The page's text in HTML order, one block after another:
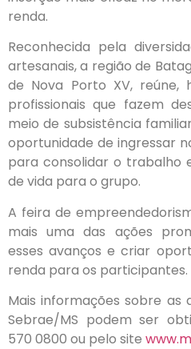
renda.
Reconhecida pela
artesanais, a região de
de Nova Porto XV, reúne,
profissionais que fazem
meio de subsistência
oportunidade de ingressar
para consolidar o trabalho
de vida para o grupo.
A feira de
mais uma das ações
esses avanços e criar
renda para os participantes.
Mais informações sobre as
Sebrae/MS podem ser
570 0800 ou pelo site